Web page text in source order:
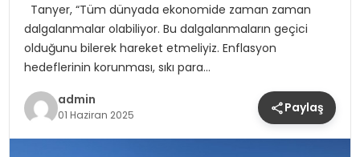
Tanyer, “Tüm dünyada ekonomide zaman zaman
dalgalanmalar olabiliyor. Bu dalgalanmaların geçici
olduğunu bilerek hareket etmeliyiz. Enflasyon
hedeflerinin korunması, sıkı para…
admin
01 Haziran 2025 Paylaş